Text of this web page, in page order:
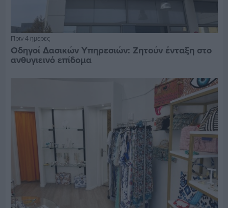
Πριν 4 ημέρες
Οδηγοί Δασικών Υπηρεσιών: Ζητούν ένταξη στο
ανθυγιεινό επίδομα